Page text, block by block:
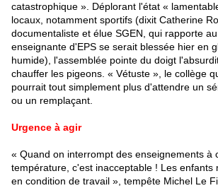
catastrophique ». Déplorant l'état «
locaux, notamment sportifs (dixit Catherine
documentaliste et élue SGEN, qui rapporte
enseignante d'EPS se serait blessée hier en
humide), l'assemblée pointe du doigt
chauffer les pigeons. « Vétuste », le collège
pourrait tout simplement plus d'attendre un
ou un remplaçant.
Urgence à agir
« Quand on interrompt des enseignements à
température, c'est inacceptable ! Les enfants
en condition de travail », tempête Michel Le